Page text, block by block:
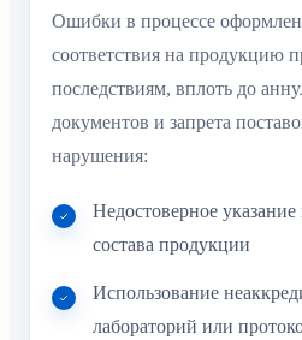
Ошибки в процессе
соответствия на продукцию
последствиям, вплоть до
документов и запрета
нарушения:
Недостоверное
состава продукции
Использование
лабораторий или